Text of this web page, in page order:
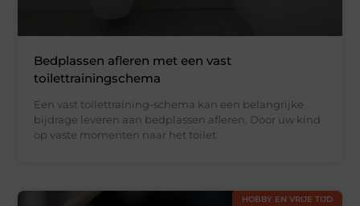
Bedplassen afleren met een vast
toilettrainingschema
Een vast toilettraining-schema kan een belangrijke
bijdrage leveren aan bedplassen afleren. Door uw kind
op vaste momenten naar het toilet
HOBBY EN VRIJE TIJD